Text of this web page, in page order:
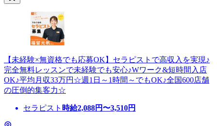
【未経験×無資格でも応募OK】セラピストで高収入を実現♪
完全無料レッスンで未経験でも安心♪Wワーク&短時間入店
OK♪平均月収33万円☆週1日～1時間～でもOK♪全国600店舗
の圧倒的集客力☆
セラピスト 時給2,088円〜3,510円